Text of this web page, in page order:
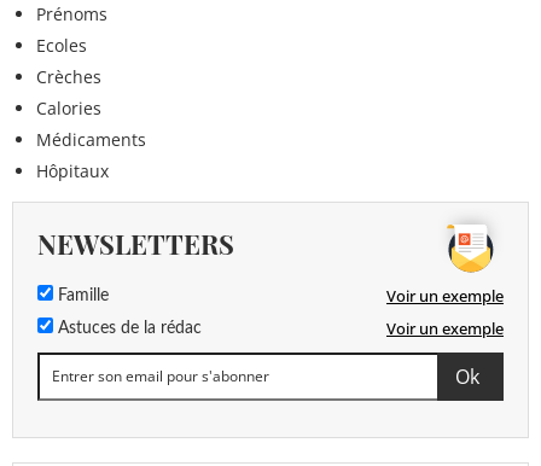
Prénoms
Ecoles
Crèches
Calories
Médicaments
Hôpitaux
NEWSLETTERS
Famille Voir un exemple
Astuces de la rédac Voir un exemple